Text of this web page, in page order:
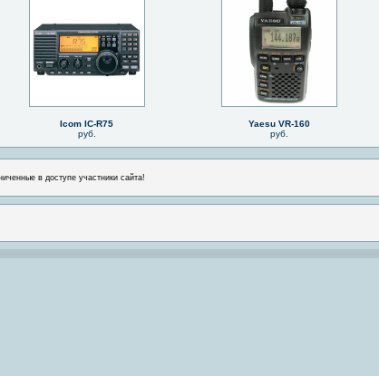
Icom IC-R75
руб.
Yaesu VR-160
руб.
в доступе участники сайта!